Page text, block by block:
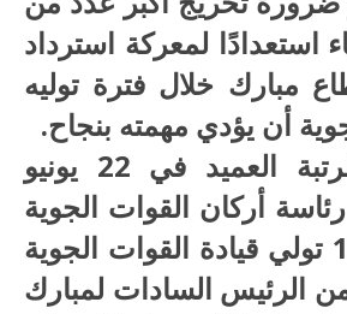
استعدادًا لمعركة استرداد
مبارك خلال فترة توليه
أن يؤدي مهمته بنجاح.
تمت ترقيته لرتبة العميد في 22 يونيو
رئاسة أركان القوات الجوية
وفي عام 1972 تولي قيادة القوات الجوية
الرئيس السادات لمبارك